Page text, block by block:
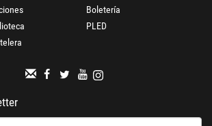
Boletería
PLED